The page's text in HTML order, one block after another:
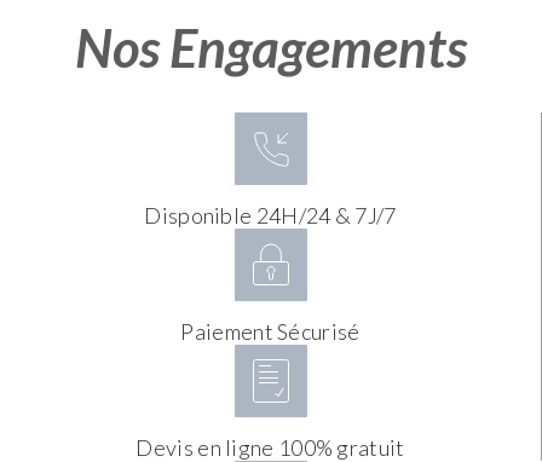
Nos Engagements
Disponible 24H/24 & 7J/7
Paiement Sécurisé
Devis en ligne 100% gratuit